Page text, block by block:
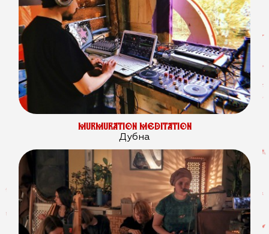
MURMURATION MEDITATION
Дубна